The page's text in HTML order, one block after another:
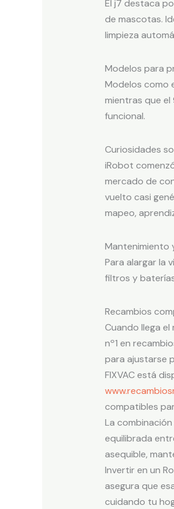
El j7 destaca
de mascotas.
limpieza
Modelos para
Modelos como
mientras que
funcional.
Curiosidades
iRobot
mercado de
vuelto casi
mapeo,
Mantenimiento
Para alargar la
filtros y
Recambios
Cuando llega
nº1 en
para ajustarse
FIXVAC está
compatibles
La
equilibrada
asequible,
Invertir en un
asegura que
cuidando tu